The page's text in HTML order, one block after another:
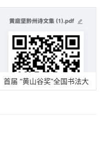
品展征稿启事（2025年 9月
30日截稿）
首届 “黄山谷奖”全国书法大